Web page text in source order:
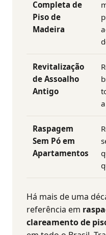
Completa de
Piso de
Madeira
Revitalização
de Assoalho
Antigo
Raspagem
Sem Pó em
Apartamentos
Há mais de uma
referência em
clareamento de